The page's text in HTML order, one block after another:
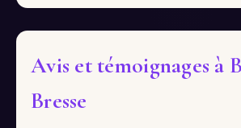
Avis et témoignages à
Bresse